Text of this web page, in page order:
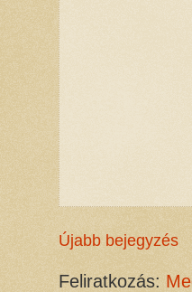
Újabb bejegyzés
Feliratkozás: